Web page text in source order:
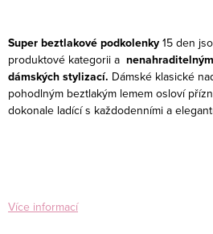
Super beztlakové podkolenky 15 den
produktové kategorii a
dámských stylizací. Dámské klasické
pohodlným beztlakým lemem osloví
dokonale ladící s každodenními a
Více informací